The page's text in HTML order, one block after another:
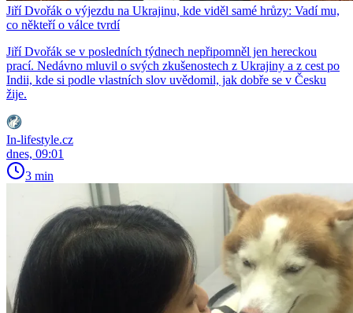
Jiří Dvořák o výjezdu na Ukrajinu, kde viděl samé hrůzy: Vadí mu,
co někteří o válce tvrdí
Jiří Dvořák se v posledních týdnech nepřipomněl jen hereckou
prací. Nedávno mluvil o svých zkušenostech z Ukrajiny a z cest po
Indii, kde si podle vlastních slov uvědomil, jak dobře se v Česku
žije.
In-lifestyle.cz
dnes, 09:01
3 min